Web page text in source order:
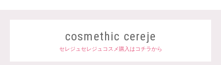
cosmethic cereje
セレジュセレジュコスメ購入はコチラから